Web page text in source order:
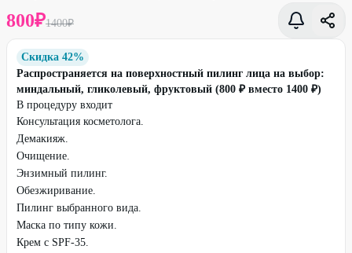
800₽1400₽
Скидка 42%
Распространяется на поверхностный пилинг лица на выбор:
миндальный, гликолевый, фруктовый (800 ₽ вместо 1400 ₽)
В процедуру входит
Консультация косметолога.
Демакияж.
Очищение.
Энзимный пилинг.
Обезжиривание.
Пилинг выбранного вида.
Маска по типу кожи.
Крем с SPF-35.